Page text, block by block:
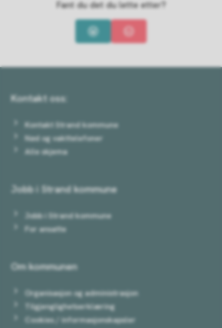
Fant du det du lette etter?
Ja Nei
Kontakt oss:
Kontakt Strand kommune
Nød og vakttelefoner
Alle skjema
Jobb i Strand kommune
Jobb i Strand kommune
For ansatte
Om kommunen
Organisasjon og administrasjon
Tilgjenglighetserklæring
Cookies / informasjonskapsler